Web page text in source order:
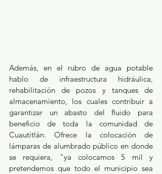
Además, en el rubro de agua potable
hablo de infraestructura hidráulica,
rehabilitación de pozos y tanques de
almacenamiento, los cuales contribuir a
garantizar un abasto del fluido para
beneficio de toda la comunidad de
Cuautitlán. Ofrece la colocación de
lámparas de alumbrado público en donde
se requiera, "ya colocamos 5 mil y
pretendemos que todo el municipio sea